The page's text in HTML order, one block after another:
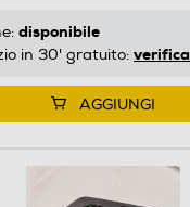
disponibile
in 30' gratuito: verifica
AGGIUNGI